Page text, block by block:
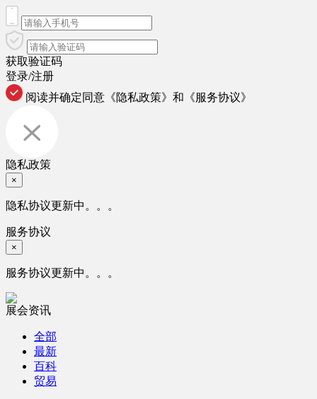
获取验证码
登录/注册
阅读并确定同意 《隐私政策》 和 《服务协议》
隐私政策
×
隐私协议更新中。。。
服务协议
×
服务协议更新中。。。
展会资讯
全部
最新
百科
贸易